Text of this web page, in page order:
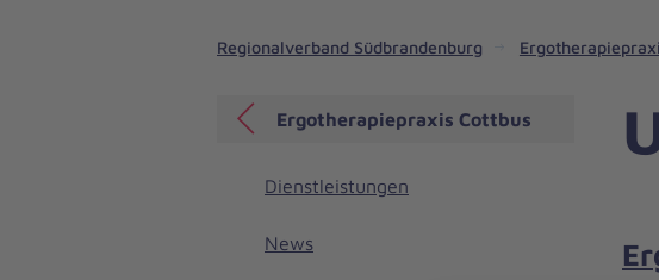
Regionalverband Südbrandenburg
Ergotherapiepraxis Cottbus
Dienstleistungen
News